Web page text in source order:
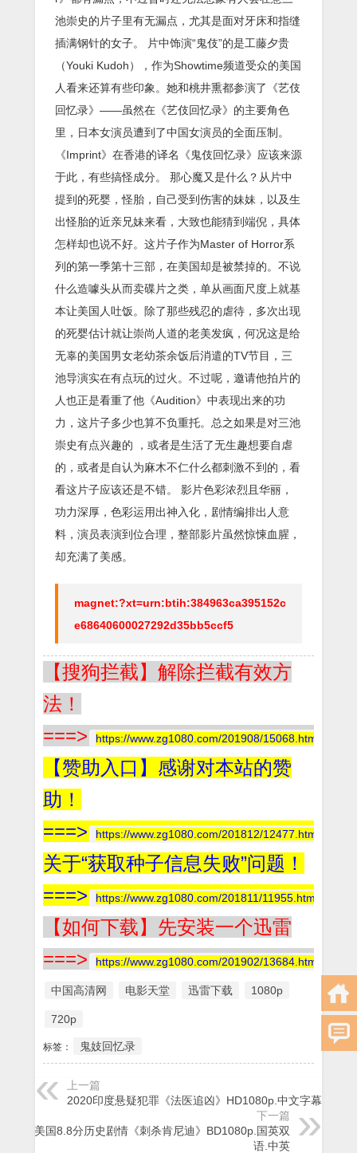
池崇史的片子里有无漏点，尤其是面对牙床和指缝
插满钢针的女子。 片中饰演“鬼伎”的是工藤夕贵
（Youki Kudoh），作为Showtime频道受众的美国
人看来还算有些印象。她和桃井熏都参演了《艺伎
回忆录》——虽然在《艺伎回忆录》的主要角色
里，日本女演员遭到了中国女演员的全面压制。
《Imprint》在香港的译名《鬼伎回忆录》应该来源
于此，有些搞怪成分。 那心魔又是什么？从片中
提到的死婴，怪胎，自己受到伤害的妹妹，以及生
出怪胎的近亲兄妹来看，大致也能猜到端倪，具体
怎样却也说不好。这片子作为Master of Horror系
列的第一季第十三部，在美国却是被禁掉的。不说
什么造噱头从而卖碟片之类，单从画面尺度上就基
本让美国人吐饭。除了那些残忍的虐待，多次出现
的死婴估计就让崇尚人道的老美发疯，何况这是给
无辜的美国男女老幼茶余饭后消遣的TV节目，三
池导演实在有点玩的过火。不过呢，邀请他拍片的
人也正是看重了他《Audition》中表现出来的功
力，这片子多少也算不负重托。总之如果是对三池
崇史有点兴趣的 ，或者是生活了无生趣想要自虐
的，或者是自认为麻木不仁什么都刺激不到的，看
看这片子应该还是不错。 影片色彩浓烈且华丽，
功力深厚，色彩运用出神入化，剧情编排出人意
料，演员表演到位合理，整部影片虽然惊悚血腥，
却充满了美感。
magnet:?xt=urn:btih:384963ca395152c
e68640600027292d35bb5ccf5
【搜狗拦截】解除拦截有效方
法！
===>
https://www.zg1080.com/201908/15068.html
【赞助入口】感谢对本站的赞
助！
===>
https://www.zg1080.com/201812/12477.html
关于“获取种子信息失败”问题！
===>
https://www.zg1080.com/201811/11955.html
【如何下载】先安装一个迅雷
===>
https://www.zg1080.com/201902/13684.html
中国高清网 电影天堂 迅雷下载 1080p
720p
标签： 鬼妓回忆录
上一篇
2020印度悬疑犯罪《法医追凶》HD1080p.中文字幕
下一篇
1991美国8.8分历史剧情《刺杀肯尼迪》BD1080p.国英双
语.中英